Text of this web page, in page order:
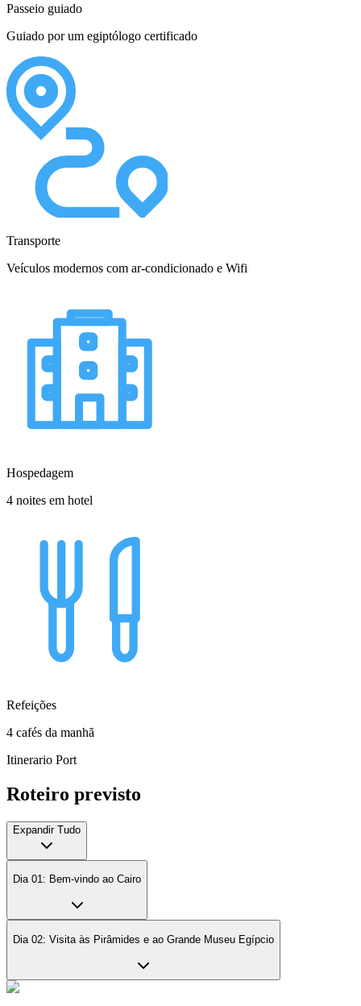
Passeio guiado
Guiado por um egiptólogo certificado
Transporte
Veículos modernos com ar-condicionado e Wifi
Hospedagem
4 noites em hotel
Refeições
4 cafés da manhã
Itinerario Port
Roteiro previsto
Expandir Tudo
Dia 01: Bem-vindo ao Cairo
Dia 02: Visita às Pirâmides e ao Grande Museu Egípcio